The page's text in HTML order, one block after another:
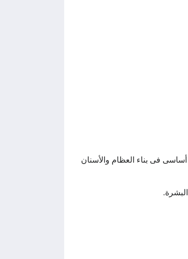
أساسى فى بناء العظام والأسنان